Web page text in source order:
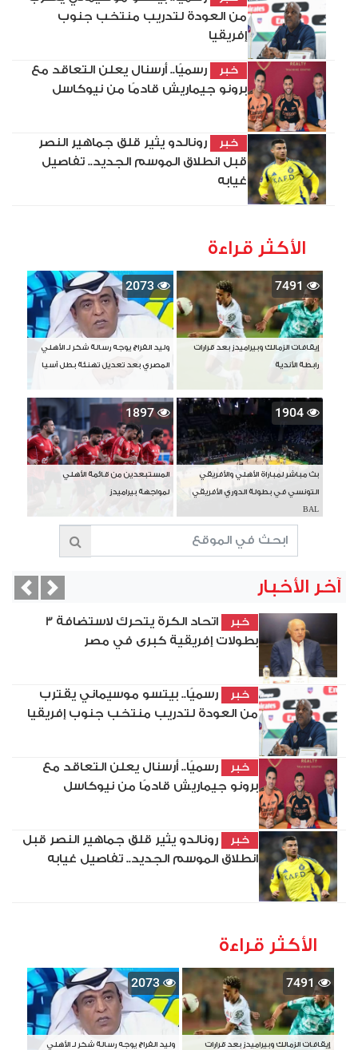
من العودة لتدريب منتخب جنوب
إفريقيا
خبر
رسميًا.. أرسنال يعلن التعاقد مع
برونو جيماريش قادمًا من نيوكاسل
خبر
رونالدو يثير قلق جماهير النصر
قبل انطلاق الموسم الجديد.. تفاصيل
غيابه
الأكثر قراءة
7491
إيقافات الزمالك وبيراميدز بعد قرارات
رابطة الأندية
2073
وليد الفراج يوجه رسالة شكر لـ الأهلي
المصري بعد تعديل تهنئة بطل آسيا
1904
بث مباشر لمباراة الأهلي والأفريقي
التونسي في بطولة الدوري الأفريقي
BAL
1897
المستبعدين من قائمة الأهلي
لمواجهة بيراميدز
آخر الأخبار
خبر
اتحاد الكرة يتحرك لاستضافة 3
بطولات إفريقية كبرى في مصر
خبر
رسميًا.. بيتسو موسيماني يقترب
من العودة لتدريب منتخب جنوب إفريقيا
خبر
رسميًا.. أرسنال يعلن التعاقد مع
برونو جيماريش قادمًا من نيوكاسل
خبر
رونالدو يثير قلق جماهير النصر قبل
انطلاق الموسم الجديد.. تفاصيل غيابه
Next
الأكثر قراءة
7491
إيقافات الزمالك وبيراميدز بعد قرارات
2073
وليد الفراج يوجه رسالة شكر لـ الأهلي